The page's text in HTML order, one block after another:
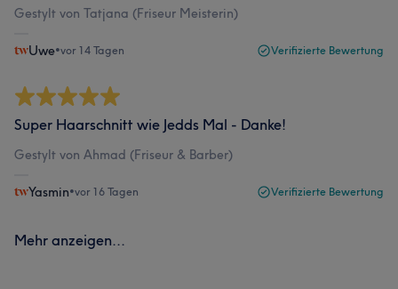
Gestylt von Tatjana (Friseur Meisterin)
Uwe•vor 14 Tagen Verifizierte Bewertung
Super Haarschnitt wie Jedds Mal - Danke!
Gestylt von Ahmad (Friseur & Barber)
Yasmin•vor 16 Tagen Verifizierte Bewertung
Mehr anzeigen...